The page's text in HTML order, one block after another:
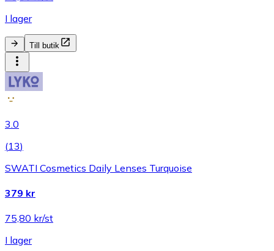
I lager
Till butik
3.0
(13)
SWATI Cosmetics Daily Lenses Turquoise
379 kr
75,80 kr/st
I lager